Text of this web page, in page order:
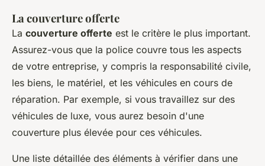
La couverture offerte
La couverture offerte est le critère le plus important.
Assurez-vous que la police couvre tous les aspects
de votre entreprise, y compris la responsabilité civile,
les biens, le matériel, et les véhicules en cours de
réparation. Par exemple, si vous travaillez sur des
véhicules de luxe, vous aurez besoin d'une
couverture plus élevée pour ces véhicules.
Une liste détaillée des éléments à vérifier dans une